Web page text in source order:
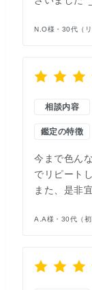
N.O様・30代（リ
相談内容
鑑定の特徴
今まで色ん
でリピート
また、是非
A.A様・30代（初